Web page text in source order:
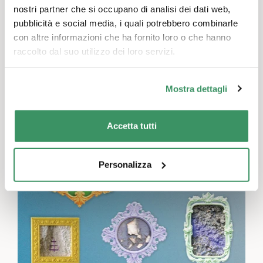
nostri partner che si occupano di analisi dei dati web,
pubblicità e social media, i quali potrebbero combinarle
con altre informazioni che ha fornito loro o che hanno
raccolto dal suo utilizzo dei loro servizi.
Mostra dettagli
Accetta tutti
Personalizza
Zurigo
Generatività e storia, Partecipazione, integrazione e inclusione, Cultura e arte
Come vivevano le nostre madri? Erano libere?
taciuto con le nostre madri? In che modo
queste esperienze hanno lasciato un segno
nei nostri corpi? Come conviviamo con queste
esperienze?
In questo laboratorio di scrittura creiamo
esperienze personali in forma anonima. Forse
questo ci aiuterà a capire i pensieri e le azioni
della mamma. Forse potremo capire meglio i
nostri pensieri e le nostre azioni. Forse
TRADOTTO AUTOMATICAMENTE